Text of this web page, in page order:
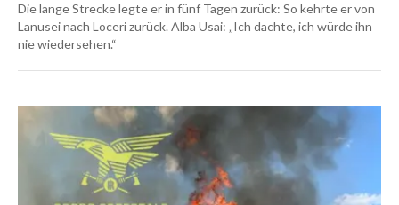
Die lange Strecke legte er in fünf Tagen zurück: So kehrte er von
Lanusei nach Loceri zurück. Alba Usai: „Ich dachte, ich würde ihn
nie wiedersehen.“